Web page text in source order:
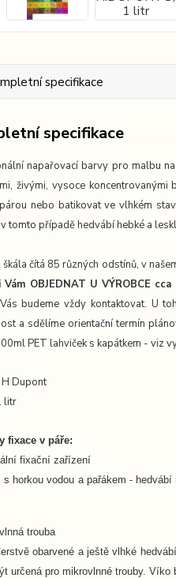
specifikace
specifikace
napařovací barvy pro malbu
živými, vysoce
nebo batikovat ve vlhkém
tomto případě hedvábí hebké a
škála čítá 85 různých odstínů, v
Vám OBJEDNAT U VÝROBCE
budeme vždy kontaktovat. U
a sdělíme orientační termín
PET lahviček s kapátkem - viz
Dupont
litr
fixace v páře:
fixační zařízení
s horkou vodou a pařákem -hedvábí
trouba
obarvené a ještě vlhké
určená pro mikrovlnné trouby.